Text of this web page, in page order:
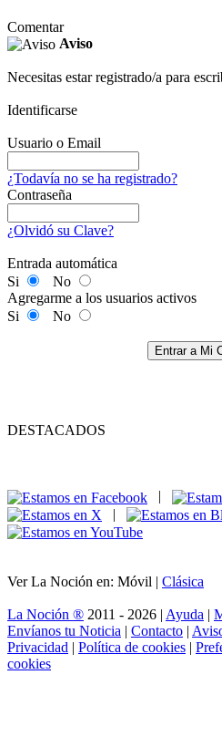
Comentar
Aviso
Necesitas estar registrado/a para
Identificarse
Usuario o Email
¿Todavía no se ha registrado?
Contraseña
¿Olvidó su Clave?
Entrada automática
Si
No
Agregarme a los usuarios activos
Si
No
Entrar a Mi
DESTACADOS
|
Ver La Noción en: Móvil | Clásica
La Noción ® 2011 - 2026 | Ayuda |
Envíanos tu Noticia | Contacto |
Privacidad | Política de cookies |
cookies